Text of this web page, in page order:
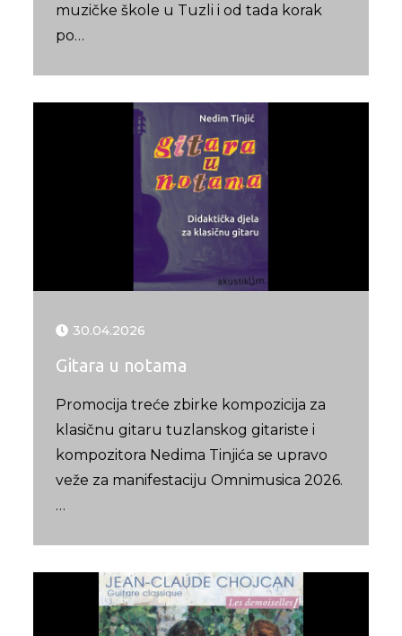
muzičke škole u Tuzli i od tada korak
po…
30.04.2026
Gitara u notama
Promocija treće zbirke kompozicija za
klasičnu gitaru tuzlanskog gitariste i
kompozitora Nedima Tinjića se upravo
veže za manifestaciju Omnimusica 2026.
…